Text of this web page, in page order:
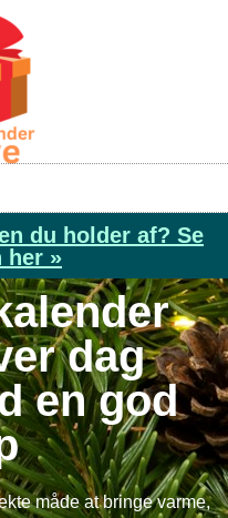
du holder af? Se
her »
dag
en god
måde at bringe varme,